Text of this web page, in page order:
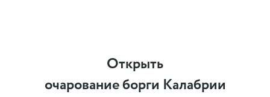
Открыть
очарование борги Калабрии